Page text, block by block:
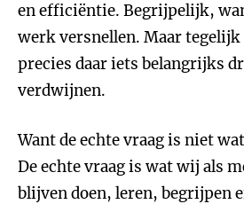
en efficiëntie. Begrijpelijk,
werk versnellen. Maar tegelijk
precies daar iets belangrijks
verdwijnen.
Want de echte vraag is niet
De echte vraag is wat wij als
blijven doen, leren, begrijpen